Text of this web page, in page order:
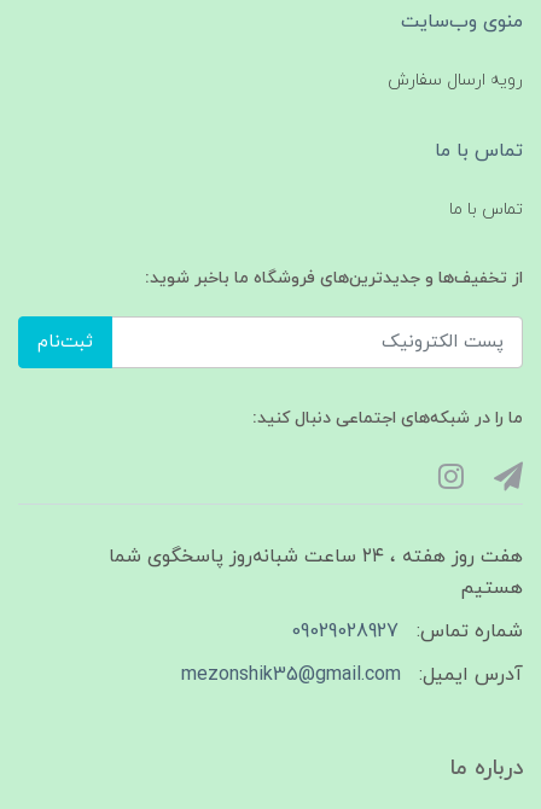
منوی وب‌سایت
رویه ارسال سفارش
تماس با ما
تماس با ما
از تخفیف‌ها و جدیدترین‌های فروشگاه ما باخبر شوید:
ثبت‌نام
ما را در شبکه‌های اجتماعی دنبال کنید:
هفت روز هفته ، ۲۴ ساعت شبانه‌روز پاسخگوی شما
هستیم
شماره تماس:
09029028927
آدرس ایمیل:
mezonshik35@gmail.com
درباره ما